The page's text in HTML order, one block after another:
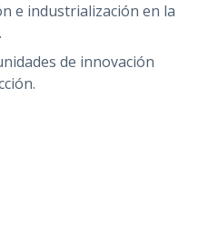
e industrialización en la
de innovación